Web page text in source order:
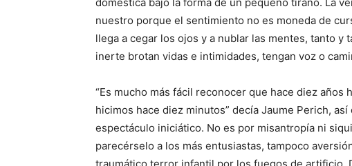
nuestro porque el sentimiento no es moneda de
llega a cegar los ojos y a nublar las mentes, tanto y
inerte brotan vidas e intimidades, tengan voz o
“Es mucho más fácil reconocer que hace diez
hicimos hace diez minutos” decía Jaume Perich,
espectáculo iniciático. No es por misantropía ni
parecérselo a los más entusiastas, tampoco